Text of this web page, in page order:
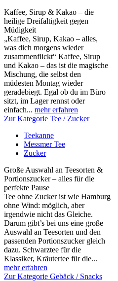
Kaffee, Sirup & Kakao – die
heilige Dreifaltigkeit gegen
Müdigkeit
„Kaffee, Sirup, Kakao – alles,
was dich morgens wieder
zusammenflickt“ Kaffee, Sirup
und Kakao – das ist die magische
Mischung, die selbst den
müdesten Montag wieder
geradebiegt. Egal ob du im Büro
sitzt, im Lager rennst oder
einfach... mehr erfahren
Zur Kategorie Tee / Zucker
Teekanne
Messmer Tee
Zucker
Große Auswahl an Teesorten &
Portionszucker – alles für die
perfekte Pause
Tee ohne Zucker ist wie Hamburg
ohne Wind: möglich, aber
irgendwie nicht das Gleiche.
Darum gibt’s bei uns eine große
Auswahl an Teesorten und den
passenden Portionszucker gleich
dazu. Schwarztee für die
Klassiker, Kräutertee für die...
mehr erfahren
Zur Kategorie Gebäck / Snacks